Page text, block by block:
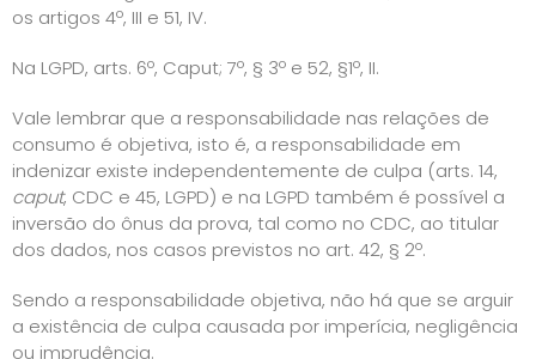
os artigos 4º, III e 51, IV.
Na LGPD, arts. 6º, Caput; 7º, § 3º e 52, §1º, II.
Vale lembrar que a responsabilidade nas relações de
consumo é objetiva, isto é, a responsabilidade em
indenizar existe independentemente de culpa (arts. 14,
caput, CDC e 45, LGPD) e na LGPD também é possível a
inversão do ônus da prova, tal como no CDC, ao titular
dos dados, nos casos previstos no art. 42, § 2º.
Sendo a responsabilidade objetiva, não há que se arguir
a existência de culpa causada por imperícia, negligência
ou imprudência.